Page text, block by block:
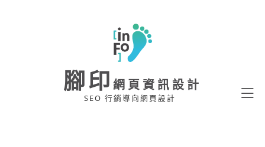
腳印 網頁資訊設計
SEO 行銷導向網頁設計